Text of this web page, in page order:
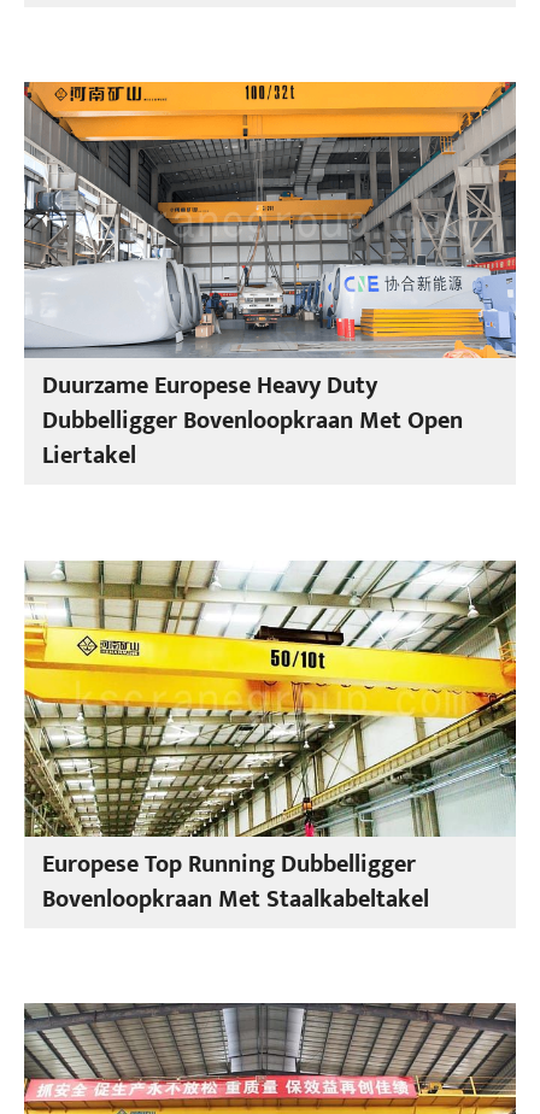
Duurzame Europese Heavy Duty
Dubbelligger Bovenloopkraan Met Open
Liertakel
Europese Top Running Dubbelligger
Bovenloopkraan Met Staalkabeltakel